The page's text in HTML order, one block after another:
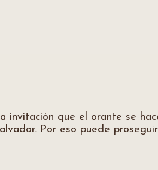
invitación que el orante se
Por eso puede